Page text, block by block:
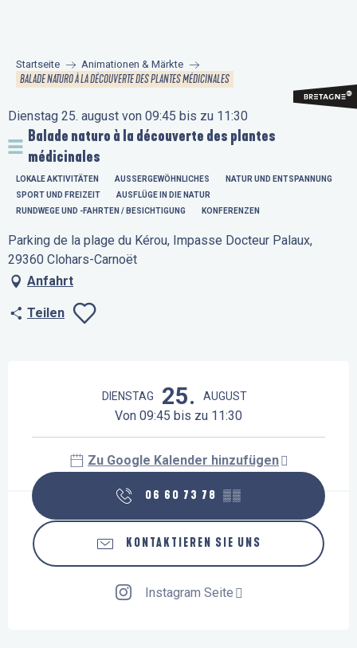
principal
Startseite Animationen & Märkte
BALADE NATURO À LA DÉCOUVERTE DES PLANTES MÉDICINALES
Dienstag 25. august von 09:45 bis zu 11:30
Balade naturo à la découverte des plantes
médicinales
LOKALE AKTIVITÄTEN AUSSERGEWÖHNLICHES
NATUR UND ENTSPANNUNG
SPORT UND FREIZEIT
AUSFLÜGE IN DIE NATUR
RUNDWEGE UND -FAHRTEN / BESICHTIGUNG
KONFERENZEN
Parking de la plage du Kérou, Impasse Docteur Palaux,
29360 Clohars-Carnoët
Anfahrt
Teilen
DIENSTAG 25. AUGUST
Von 09:45 bis zu 11:30
Zu Google Kalender hinzufügen
06 60 73 78 ▒▒
KONTAKTIEREN SIE UNS
Instagram Seite